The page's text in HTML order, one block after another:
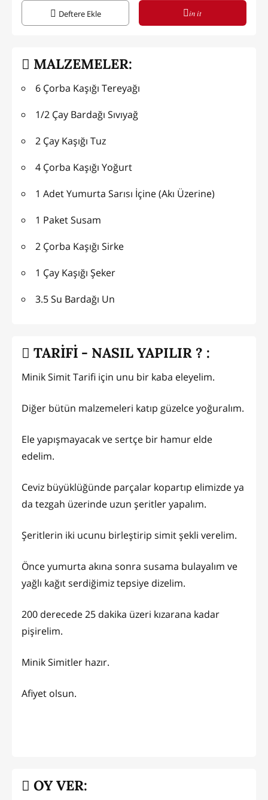
Deftere Ekle in it
MALZEMELER:
6 Çorba Kaşığı Tereyağı
1/2 Çay Bardağı Sıvıyağ
2 Çay Kaşığı Tuz
4 Çorba Kaşığı Yoğurt
1 Adet Yumurta Sarısı İçine (Akı Üzerine)
1 Paket Susam
2 Çorba Kaşığı Sirke
1 Çay Kaşığı Şeker
3.5 Su Bardağı Un
TARİFİ - NASIL YAPILIR ? :
Minik Simit Tarifi için unu bir kaba eleyelim.
Diğer bütün malzemeleri katıp güzelce yoğuralım.
Ele yapışmayacak ve sertçe bir hamur elde
edelim.
Ceviz büyüklüğünde parçalar kopartıp elimizde ya
da tezgah üzerinde uzun şeritler yapalım.
Şeritlerin iki ucunu birleştirip simit şekli verelim.
Önce yumurta akına sonra susama bulayalım ve
yağlı kağıt serdiğimiz tepsiye dizelim.
200 derecede 25 dakika üzeri kızarana kadar
pişirelim.
Minik Simitler hazır.
Afiyet olsun.
OY VER: